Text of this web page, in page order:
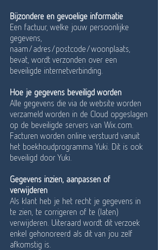
Bijzondere en gevoelige informatie
Een factuur, welke jouw persoonlijke
gegevens,
naam/adres/postcode/woonplaats,
bevat, wordt verzonden over een
beveiligde internetverbinding.
Hoe je gegevens beveiligd worden
Alle gegevens die via de website worden
verzameld worden in de Cloud opgeslagen
op de beveiligde servers van Wix.com.
Facturen worden online verstuurd vanuit
het boekhoudprogramma Yuki. Dit is ook
beveiligd door Yuki.
Gegevens inzien, aanpassen of
verwijderen
Als klant heb je het recht je gegevens in
te zien, te corrigeren of te (laten)
verwijderen. Uiteraard wordt dit verzoek
enkel gehonoreerd als dit van jou zelf
afkomstig is.